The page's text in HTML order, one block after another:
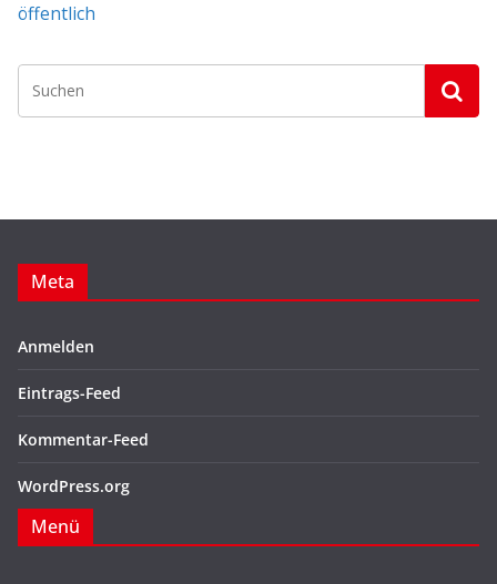
öffentlich
Meta
Anmelden
Eintrags-Feed
Kommentar-Feed
WordPress.org
Menü